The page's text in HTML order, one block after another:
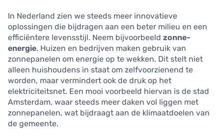
In Nederland zien we steeds meer innovatieve
oplossingen die bijdragen aan een beter milieu en een
efficiëntere levensstijl. Neem bijvoorbeeld zonne-
energie. Huizen en bedrijven maken gebruik van
zonnepanelen om energie op te wekken. Dit stelt niet
alleen huishoudens in staat om zelfvoorzienend te
worden, maar vermindert ook de druk op het
elektriciteitsnet. Een mooi voorbeeld hiervan is de stad
Amsterdam, waar steeds meer daken vol liggen met
zonnepanelen, wat bijdraagt aan de klimaatdoelen van
de gemeente.